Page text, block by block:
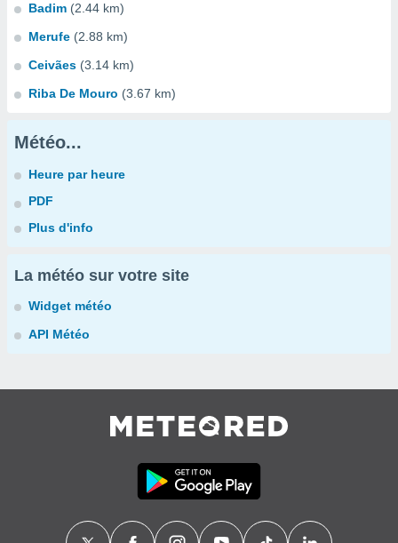
Badim (2.44 km)
Merufe (2.88 km)
Ceivães (3.14 km)
Riba De Mouro (3.67 km)
Météo...
Heure par heure
PDF
Plus d'info
La météo sur votre site
Widget météo
API Météo